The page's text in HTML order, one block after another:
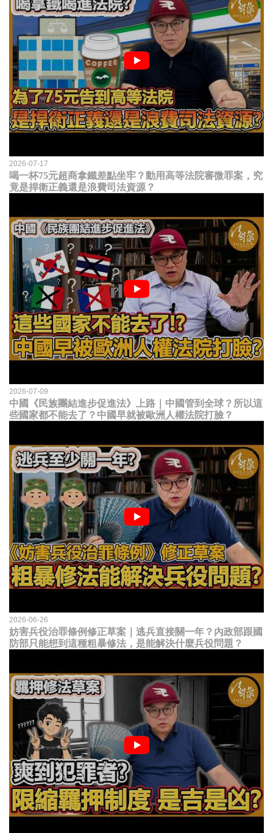
2026-07-17
喝一杯75元超商拿鐵差點坐牢？動用高等法院審微罪案，究
竟是捍衛正義還是浪費司法資源？
2026-07-09
中國《民族團結進步促進法》上路｜中國管到全球？所以這
些國家都不能去了？中國早就被歐洲人權法院打臉？
2026-06-26
妨害兵役治罪條例修正草案｜逃兵直接關一年？內政部跟國
防部只能想到這種粗暴修法，是能解決什麼兵役問題？